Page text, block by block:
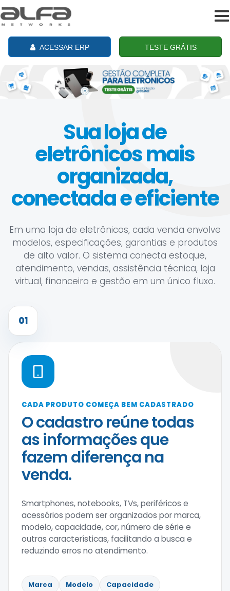
ACESSAR ERP TESTE GRÁTIS
Sua loja de
eletrônicos mais
organizada,
conectada e eficiente
Em uma loja de eletrônicos, cada venda envolve
modelos, especificações, garantias e produtos
de alto valor. O sistema conecta estoque,
atendimento, vendas, assistência técnica, loja
virtual, financeiro e gestão em um único fluxo.
01
CADA PRODUTO COMEÇA BEM CADASTRADO
O cadastro reúne todas
as informações que
fazem diferença na
venda.
Smartphones, notebooks, TVs, periféricos e
acessórios podem ser organizados por marca,
modelo, capacidade, cor, número de série e
outras características, facilitando a busca e
reduzindo erros no atendimento.
Marca Modelo
Capacidade